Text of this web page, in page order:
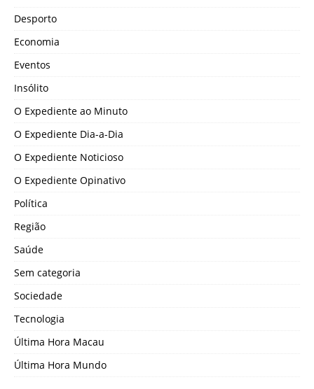
Desporto
Economia
Eventos
Insólito
O Expediente ao Minuto
O Expediente Dia-a-Dia
O Expediente Noticioso
O Expediente Opinativo
Política
Região
Saúde
Sem categoria
Sociedade
Tecnologia
Última Hora Macau
Última Hora Mundo